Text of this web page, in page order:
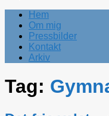
Hem
Om mig
Pressbilder
Kontakt
Arkiv
Tag: